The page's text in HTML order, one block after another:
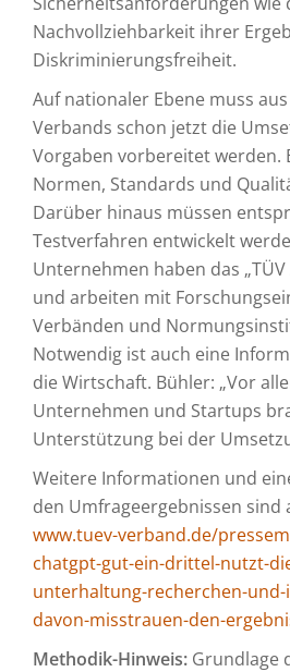
Nachvollziehbarkeit ihrer
Diskriminierungsfreiheit.
Auf nationaler Ebene muss
Verbands schon jetzt die
Vorgaben vorbereitet werden.
Normen, Standards und
Darüber hinaus müssen
Testverfahren entwickelt
Unternehmen haben das
und arbeiten mit
Verbänden und
Notwendig ist auch eine
die Wirtschaft. Bühler: „Vor
Unternehmen und Startups
Unterstützung bei der
Weitere Informationen und
den Umfrageergebnissen
www.tuev-verband.de/
chatgpt-gut-ein-drittel-nutzt-
unterhaltung-recherchen-
davon-misstrauen-den-
Methodik-Hinweis: Grundlage